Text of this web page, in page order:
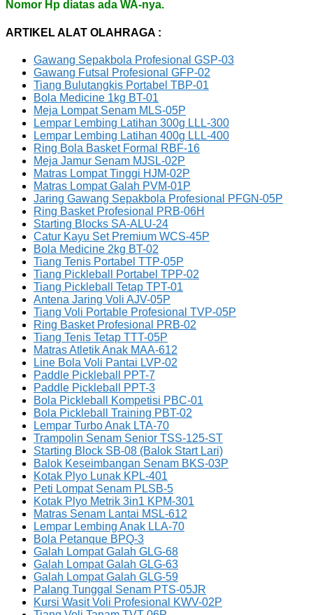
Nomor Hp diatas ada WA-nya.
ARTIKEL ALAT OLAHRAGA :
Gawang Sepakbola Profesional GSP-03
Gawang Futsal Profesional GFP-02
Tiang Bulutangkis Portabel TBP-01
Bola Medicine 1kg BT-01
Meja Lompat Senam MLS-05P
Lempar Lembing Latihan 300g LLL-300
Lempar Lembing Latihan 400g LLL-400
Ring Bola Basket Formal RBF-16
Meja Jamur Senam MJSL-02P
Matras Lompat Tinggi HJM-02P
Matras Lompat Galah PVM-01P
Jaring Gawang Sepakbola Profesional PFGN-05P
Ring Basket Profesional PRB-06H
Starting Blocks SA-ALU-24
Catur Kayu Set Premium WCS-45P
Bola Medicine 2kg BT-02
Tiang Tenis Portabel TTP-05P
Tiang Pickleball Portabel TPP-02
Tiang Pickleball Tetap TPT-01
Antena Jaring Voli AJV-05P
Tiang Voli Portable Profesional TVP-05P
Ring Basket Profesional PRB-02
Tiang Tenis Tetap TTT-05P
Matras Atletik Anak MAA-612
Line Bola Voli Pantai LVP-02
Paddle Pickleball PPT-7
Paddle Pickleball PPT-3
Bola Pickleball Kompetisi PBC-01
Bola Pickleball Training PBT-02
Lempar Turbo Anak LTA-70
Trampolin Senam Senior TSS-125-ST
Starting Block SB-08 (Balok Start Lari)
Balok Keseimbangan Senam BKS-03P
Kotak Plyo Lunak KPL-401
Peti Lompat Senam PLSB-5
Kotak Plyo Metrik 3in1 KPM-301
Matras Senam Lantai MSL-612
Lempar Lembing Anak LLA-70
Bola Petanque BPQ-3
Galah Lompat Galah GLG-68
Galah Lompat Galah GLG-63
Galah Lompat Galah GLG-59
Palang Tunggal Senam PTS-05JR
Kursi Wasit Voli Profesional KWV-02P